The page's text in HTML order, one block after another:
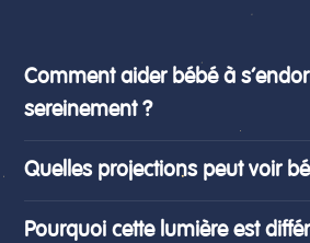
Comment aider bébé à
sereinement ?
Quelles projections peut voir
Pourquoi cette lumière est